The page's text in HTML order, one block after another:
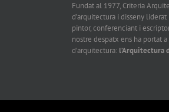
Fundat al 1977, Criteria
d’arquitectura i disseny
pintor, conferenciant i
nostre despatx ens ha portat
d’arquitectura: l’Arquitectura